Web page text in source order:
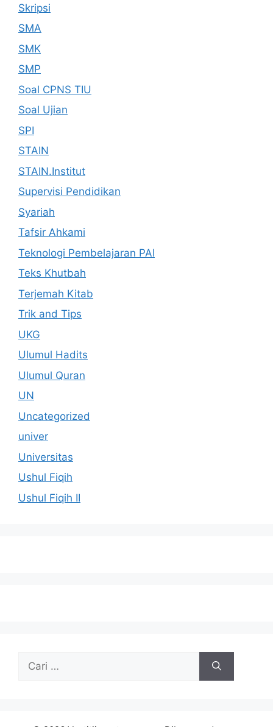
Skripsi
SMA
SMK
SMP
Soal CPNS TIU
Soal Ujian
SPI
STAIN
STAIN.Institut
Supervisi Pendidikan
Syariah
Tafsir Ahkami
Teknologi Pembelajaran PAI
Teks Khutbah
Terjemah Kitab
Trik and Tips
UKG
Ulumul Hadits
Ulumul Quran
UN
Uncategorized
univer
Universitas
Ushul Fiqih
Ushul Fiqih II
untuk: